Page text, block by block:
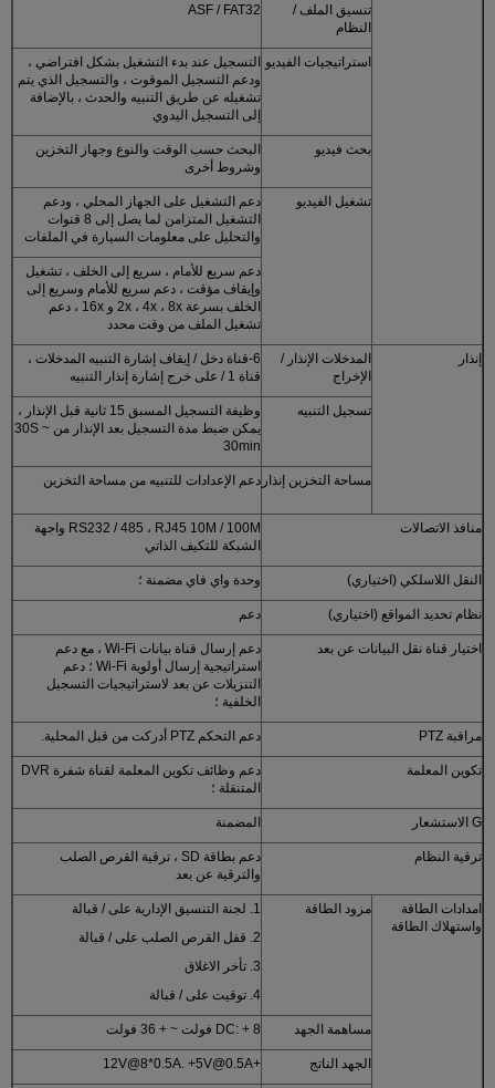
تنسيق الملف /
النظام
ASF / FAT32
استراتيجيات الفيديو التسجيل عند بدء التشغيل بشكل افتراضي ،
ودعم التسجيل الموقوت ، والتسجيل الذي يتم
تشغيله عن طريق التنبيه والحدث ، بالإضافة
إلى التسجيل اليدوي
بحث فيديو
البحث حسب الوقت والنوع وجهاز التخزين
وشروط أخرى
تشغيل الفيديو
دعم التشغيل على الجهاز المحلي ، ودعم
التشغيل المتزامن لما يصل إلى 8 قنوات
والتحليل على معلومات السيارة في الملفات
دعم سريع للأمام ، سريع إلى الخلف ، تشغيل
وإيقاف مؤقت ، دعم سريع للأمام وسريع إلى
الخلف بسرعة 2x ، 4x ، 8x و 16x ، دعم
تشغيل الملف من وقت محدد
إنذار
المدخلات الإنذار /
الإخراج
6-قناة دخل / إيقاف إشارة التنبيه المدخلات ،
قناة 1 / على خرج إشارة إنذار التنبيه
تسجيل التنبيه
وظيفة التسجيل المسبق 15 ثانية قبل الإنذار ،
يمكن ضبط مدة التسجيل بعد الإنذار من 30S ~
30min
مساحة التخزين إنذار دعم الإعدادات للتنبيه من مساحة التخزين
منافذ الاتصالات
RS232 / 485 ، RJ45 10M / 100M واجهة
الشبكة للتكيف الذاتي
النقل اللاسلكي (اختياري) وحدة واي فاي مضمنة ؛
نظام تحديد المواقع (اختياري) دعم
اختيار قناة نقل البيانات عن بعد
دعم إرسال قناة بيانات Wi-Fi ، مع دعم
استراتيجية إرسال أولوية Wi-Fi ؛ دعم
التنزيلات عن بعد لاستراتيجيات التسجيل
الخلفية ؛
مراقبة PTZ دعم التحكم PTZ أدركت من قبل المحلية.
تكوين المعلمة
دعم وظائف تكوين المعلمة لقناة شفرة DVR
المتنقلة ؛
G الاستشعار المضمنة
ترقية النظام
دعم بطاقة SD ، ترقية القرص الصلب
والترقية عن بعد
امدادات الطاقة
واستهلاك الطاقة
مزود الطاقة
1. لجنة التنسيق الإدارية على / قبالة
2. قفل القرص الصلب على / قبالة
3. تأخر الاغلاق
4. توقيت على / قبالة
مساهمة الجهد DC: + 8 فولت ~ + 36 فولت
الجهد الناتج +12V@8*0.5A. +5V@0.5A